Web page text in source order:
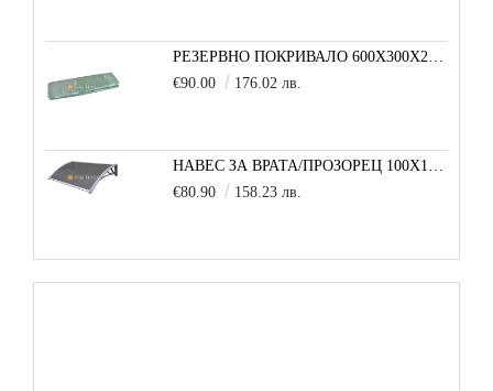
РЕЗЕРВНО ПОКРИВАЛО 600X300X200 CM SOLE TERRA STRONG ЗА ТУНЕЛНА ОРАНЖЕРИЯ
€90.00
176.02 лв.
НАВЕС ЗА ВРАТА/ПРОЗОРЕЦ 100Х150 СМ, СИВО-СИВО
€80.90
158.23 лв.